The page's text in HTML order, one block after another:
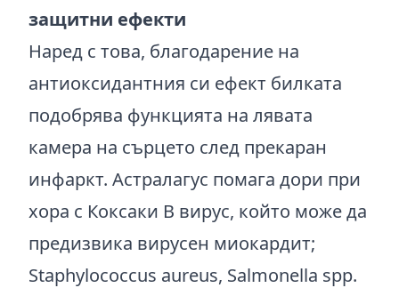
защитни ефекти
Наред с това, благодарение на
антиоксидантния си ефект билката
подобрява функцията на лявата
камера на сърцето след прекаран
инфаркт. Астралагус помага дори при
хора с Коксаки B вирус, който може да
предизвика вирусен миокардит;
Staphylococcus aureus, Salmonella spp.